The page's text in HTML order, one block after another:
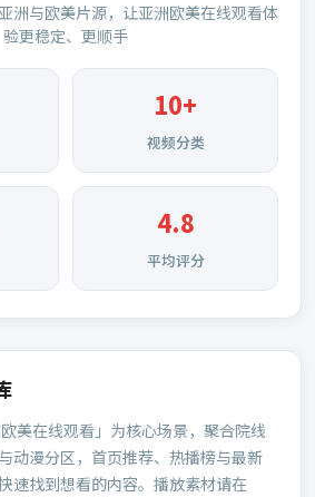
洲与欧美片源，让亚洲欧美在线观看体
验更稳定、更顺手
10+
视频分类
4.8
平均评分
美在线观看」为核心场景，聚合院线
动漫分区，首页推荐、热播榜与最新
速找到想看的内容。播放素材请在